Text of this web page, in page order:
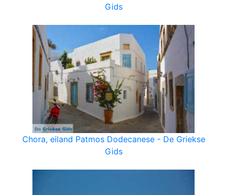
Gids
Chora, eiland Patmos Dodecanese - De Griekse
Gids